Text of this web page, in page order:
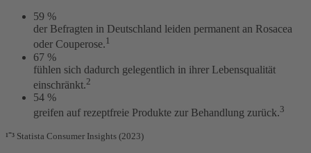
59 %
der Befragten in Deutschland leiden permanent an Rosacea
oder Couperose.1
67 %
fühlen sich dadurch gelegentlich in ihrer Lebensqualität
einschränkt.2
54 %
greifen auf rezeptfreie Produkte zur Behandlung zurück.3
¹⁻³ Statista Consumer Insights (2023)